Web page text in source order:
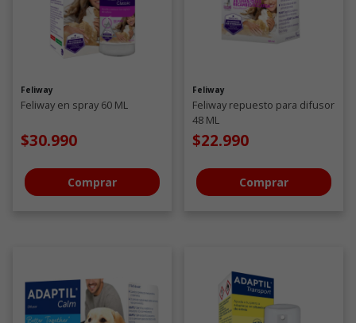
Feliway
Feliway en spray 60 ML
$30.990
Comprar
Feliway
Feliway repuesto para difusor
48 ML
$22.990
Comprar